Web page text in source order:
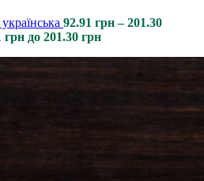
92.91 грн – 201.30
грн до 201.30 грн